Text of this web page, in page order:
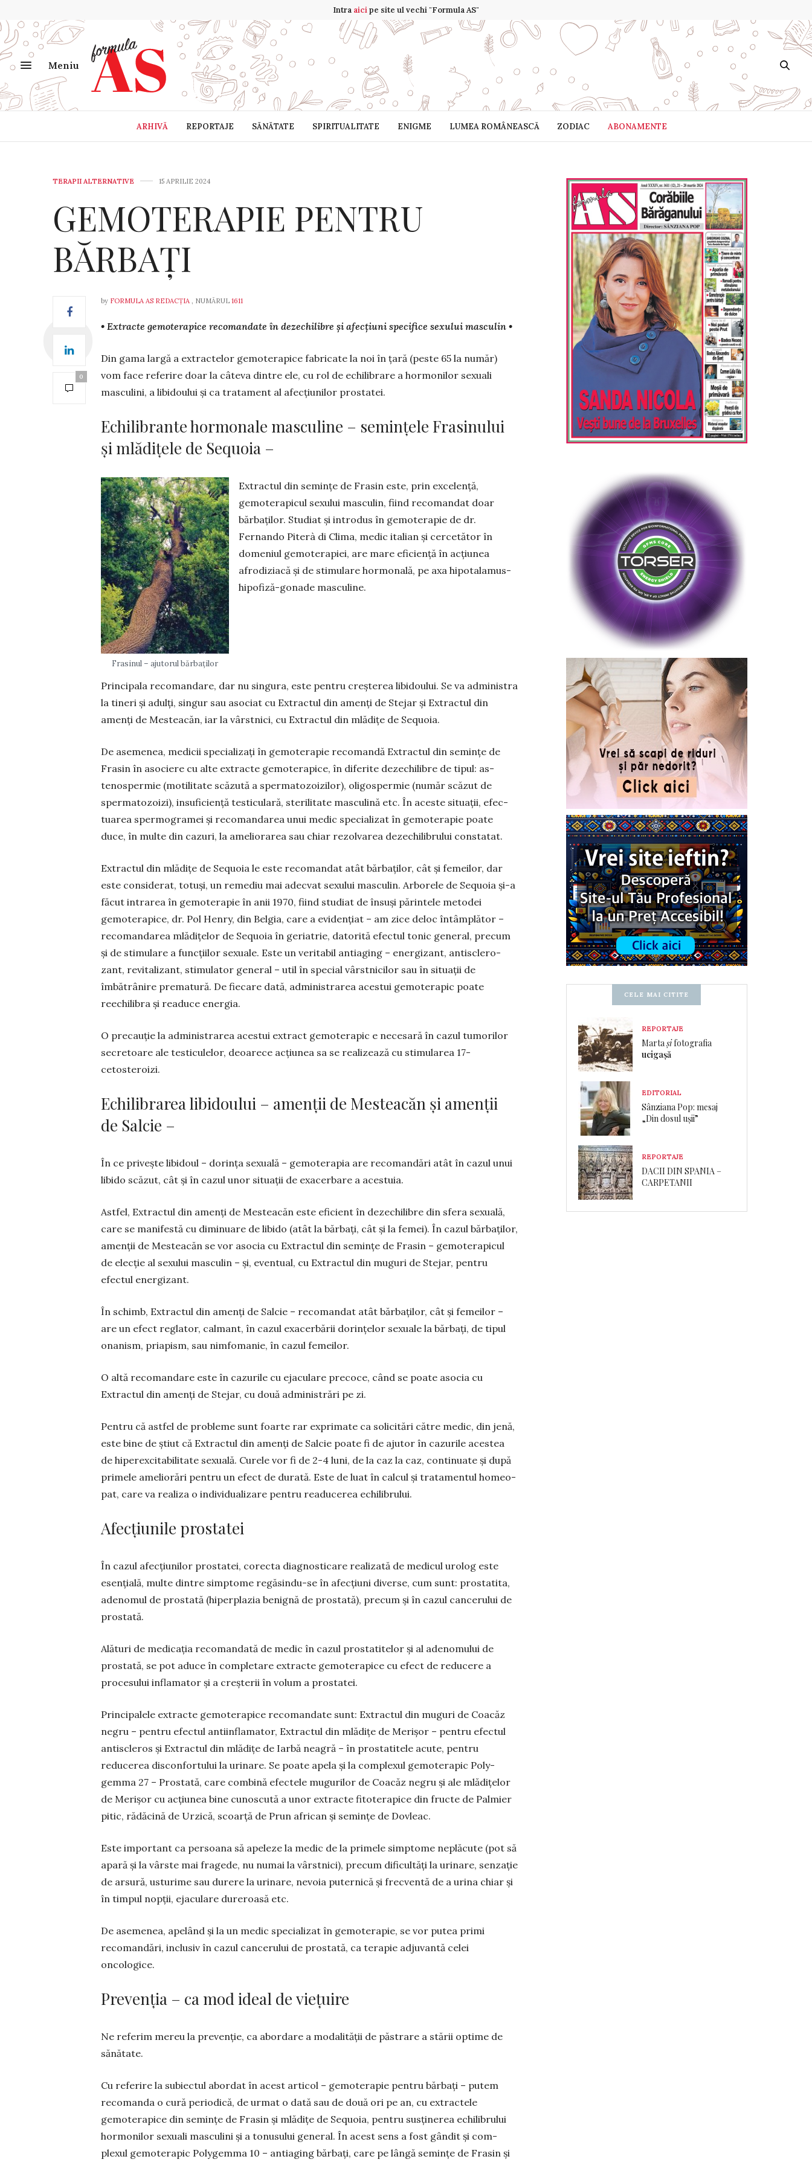
Intra aicipe site ul vechi "Formula AS"
Meniu
ARHIVĂ REPORTAJE SĂNĂTATE SPIRITUALITATE ENIGME LUMEA ROMÂNEASCĂ ZODIAC ABONAMENTE
TERAPII ALTERNATIVE 15 APRILIE 2024
GEMOTERAPIE PENTRU
BĂRBAȚI
0
by FORMULA AS REDACȚIA , NUMĂRUL 1611
• Extracte gemoterapice recomandate în dezechilibre și afecțiuni specifice sexului masculin •
Din gama largă a extractelor gemotera­pice fabricate la noi în țară (peste 65 la număr)
vom face referire doar la câteva dintre ele, cu rol de echilibrare a hormonilor sexuali
masculini, a libidoului și ca tratament al afecțiu­nilor prostatei.
Echilibrante hormonale masculine – semințele Frasinului
și mlădițele de Sequoia –
Frasinul – ajutorul bărbaților
Extractul din semințe de Frasin este, prin exce­lență,
gemoterapicul sexului masculin, fiind reco­mandat doar
bărbaților. Studiat și introdus în ge­mo­terapie de dr.
Fernando Piterà di Clima, medic italian și cercetător în
dome­niul gemo­te­rapiei, are mare eficiență în acțiunea
afrodiziacă și de stimu­lare hormonală, pe axa hipotalamus-
hipofiză-go­nade masculine.
Principala recomandare, dar nu singura, este pentru creșterea libi­dou­lui. Se va administra
la ti­neri și adulți, singur sau aso­ciat cu Extractul din a­menți de Stejar și Extractul din
amenți de Mes­tea­căn, iar la vârstnici, cu Extractul din mlădițe de Sequoia.
De asemenea, medicii specializați în gemote­rapie recomandă Extractul din se­mințe de
Frasin în aso­cie­re cu alte extracte gemote­rapice, în diferite dezechi­li­bre de tipul: as­
tenospermie (motili­ta­te scăzută a sper­ma­­to­zoizi­lor), oligo­sper­mie (număr scăzut de
sper­mato­zoizi), insuficiență testi­cu­la­ră, sterilitate mas­culină etc. În aceste situații, efec­
tua­rea sper­mo­gramei și recoman­da­rea unui medic spe­cia­lizat în gemoterapie poate
duce, în multe din cazuri, la ameliorarea sau chiar rezolva­rea dez­echilibrului constatat.
Extractul din mlădițe de Sequoia le este reco­man­dat atât bărbaților, cât și femeilor, dar
este con­siderat, totuși, un remediu mai adecvat sexului mas­­culin. Arborele de Sequoia și-a
făcut intrarea în gemoterapie în anii 1970, fiind studiat de însuși părintele metodei
gemoterapice, dr. Pol Henry, din Belgia, care a evidențiat – am zice deloc întâm­plă­tor –
recomandarea mlădițelor de Sequoia în geria­trie, datorită efectul tonic general, pre­cum
și de sti­mulare a funcţiilor sexuale. Este un ve­ritabil anti­aging – energizant, anti­scle­ro­
zant, revitalizant, sti­mulator general – util în special vârstnicilor sau în situaţii de
îmbătrânire prematură. De fiecare da­tă, administrarea acestui ge­mo­terapic poate
reechilibra și readuce energia.
O precauție la administrarea acestui extract gemoterapic e necesară în cazul tumorilor
secre­toare ale testiculelor, deoarece acțiunea sa se realizează cu stimularea 17-
cetosteroizi.
Echilibrarea libidoului – amenții de Mesteacăn și amenții
de Salcie –
În ce privește libidoul – dorința se­xuală – gemoterapia are recomandări atât în cazul unui
libido scăzut, cât și în cazul unor situații de exa­cerbare a acestuia.
Astfel, Extractul din amenți de Mesteacăn este eficient în dezechilibre din sfera sexuală,
care se manifestă cu diminuare de libido (atât la bărbați, cât și la femei). În cazul bărbaților,
amenții de Mes­teacăn se vor asocia cu Extractul din semințe de Frasin – gemoterapicul
de elecție al sexului mas­cu­lin – și, eventual, cu Extractul din muguri de Ste­jar, pentru
efectul energizant.
În schimb, Extractul din amenți de Salcie – recomandat atât bărbaților, cât și femeilor –
are un efect reglator, calmant, în cazul exacerbării dorin­țelor sexuale la bărbați, de tipul
onanism, priapism, sau nimfomanie, în cazul femeilor.
O altă recomandare este în cazurile cu ejaculare precoce, când se poate asocia cu
Extractul din amenți de Stejar, cu două administrări pe zi.
Pentru că astfel de probleme sunt foarte rar exprimate ca solicitări către medic, din jenă,
este bine de știut că Extractul din amenți de Salcie poate fi de ajutor în cazurile aces­tea
de hiperexcitabi­litate sexuală. Curele vor fi de 2-4 luni, de la caz la caz, continuate și după
primele ameliorări pentru un efect de durată. Este de luat în calcul și tratamentul home­o­
pat, care va realiza o indi­vi­dualizare pentru readuce­rea echilibrului.
Afecțiunile prostatei
În cazul afecțiunilor prostatei, corecta diag­nosticare realizată de medicul urolog este
esențială, multe dintre simptome regăsindu-se în afecțiuni diverse, cum sunt: prostatita,
adenomul de prostată (hiperplazia benignă de prostată), precum și în cazul cancerului de
prostată.
Alături de medicația recoman­dată de medic în cazul prostatitelor și al adenomului de
prostată, se pot adu­ce în completare extracte ge­mo­terapice cu efect de reducere a
procesului inflamator și a creșterii în volum a prostatei.
Principalele extracte gemo­terapice recoman­da­te sunt: Extrac­tul din muguri de Coacăz
negru – pentru efectul antiinflamator, Extractul din mlădițe de Merișor – pentru efectul
antiscleros și Extractul din mlădițe de Iarbă neagră – în pros­ta­titele acute, pen­tru
reducerea disconfortului la uri­nare. Se poate apela și la com­plexul gemo­te­rapic Poly­
gemma 27 – Prostată, care combină efec­tele mugurilor de Coacăz negru și ale mlă­di­țe­lor
de Merișor cu acțiunea bine cunoscută a unor extracte fitoterapice din fructe de Palmier
pitic, rădăcină de Urzică, scoarță de Prun african și semințe de Dovleac.
Este important ca persoana să apeleze la medic de la primele simptome neplăcute (pot să
apară și la vârste mai fragede, nu numai la vârstnici), precum dificultăți la urinare, senzație
de arsură, usturime sau durere la urinare, nevoia puternică și frecventă de a urina chiar și
în timpul nopții, ejaculare dureroasă etc.
De asemenea, apelând și la un medic specializat în gemoterapie, se vor putea primi
recomandări, inclusiv în cazul cancerului de prostată, ca terapie adjuvantă celei
oncologice.
Prevenția – ca mod ideal de viețuire
Ne referim mereu la prevenție, ca abordare a modalității de păstrare a stării optime de
sănătate.
Cu referire la su­biec­tul abordat în acest arti­col – gemoterapie pentru băr­bați – putem
reco­man­da o cură periodică, de urmat o dată sau de două ori pe an, cu extrac­tele
gemote­ra­pice din se­mințe de Fra­sin și mlă­dițe de Se­quoia, pentru susținerea echilibrului
hor­­monilor se­xuali mas­cu­lini și a to­nu­sului ge­neral. În acest sens a fost gândit și com­
plexul ge­mo­terapic Poly­gemma 10 – antiaging bărbați, ca­re pe lângă se­min­țe de Frasin și
CELE MAI CITITE
REPORTAJE
Martașifotografia
ucigașă
EDITORIAL
Sânziana Pop: mesaj
„Din dosul ușii”
REPORTAJE
DACII DIN SPANIA –
CARPETANII